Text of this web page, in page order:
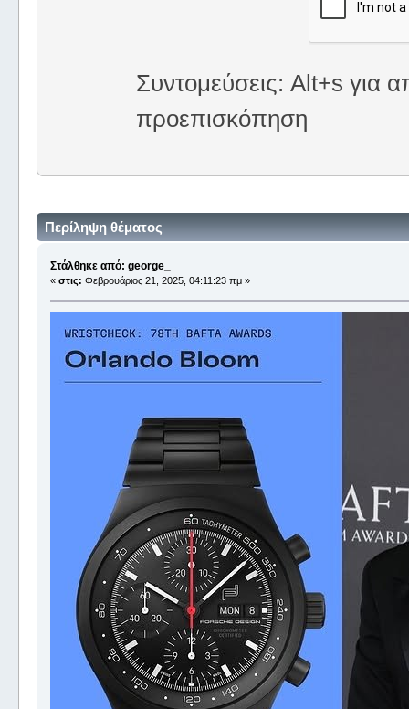
Συντομεύσεις: Alt+s για
προεπισκόπηση
Περίληψη θέματος
Στάλθηκε από: george_
« στις: Φεβρουάριος 21, 2025, 04:11:23 πμ »